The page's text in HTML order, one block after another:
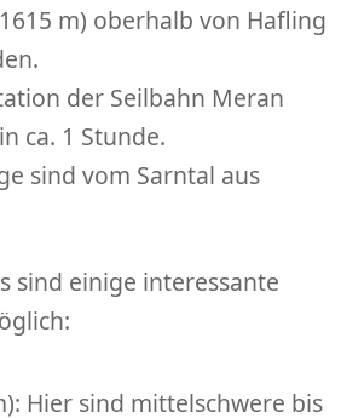
m) oberhalb von Hafling
der Seilbahn Meran
ca. 1 Stunde.
sind vom Sarntal aus
sind einige interessante
Hier sind mittelschwere bis